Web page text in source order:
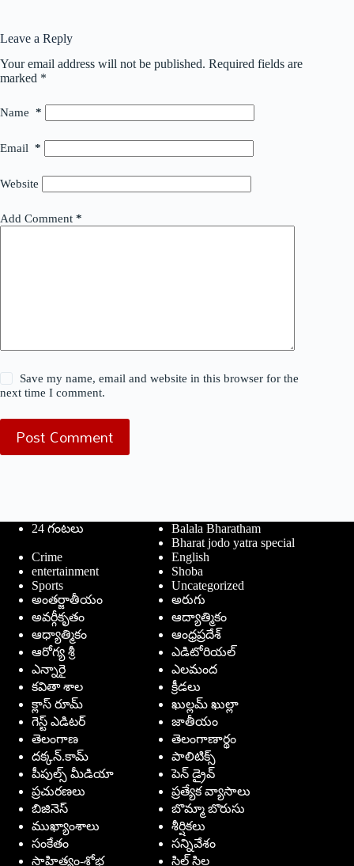
Leave a Reply
Your email address will not be published. Required fields are
marked *
Name *
Email *
Website
Add Comment *
Save my name, email and website in this browser for the
next time I comment.
Post Comment
24 గంటలు
Balala Bharatham
Bharat jodo yatra special
Crime
English
entertainment
Shoba
Sports
Uncategorized
అంతర్జాతీయం
అరుగు
అవర్గీకృతం
ఆద్యాత్మికం
ఆధ్యాత్మికం
ఆంధ్రప్రదేశ్
ఆరోగ్య శ్రీ
ఎడిటోరియల్
ఎన్నారై
ఎలమంద
కవితా శాల
క్రీడలు
క్లాస్ రూమ్
ఖుల్లమ్ ఖుల్లా
గెస్ట్ ఎడిటర్
జాతీయం
తెలంగాణ
తెలంగాణార్థం
దక్కన్.కామ్
పాలిటిక్స్
పీపుల్స్ ‌మీడియా
పెన్ డ్రైవ్
ప్రచురణలు
ప్రత్యేక వ్యాసాలు
బిజినెస్
బొమ్మా బొరుసు
ముఖ్యాంశాలు
శీర్షికలు
సంకేతం
సన్నివేశం
సాహిత్యం-శోభ
సిల్ సిల